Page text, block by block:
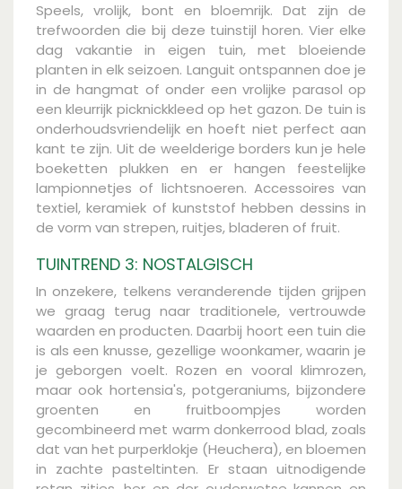
Speels, vrolijk, bont en bloemrijk. Dat zijn de
trefwoorden die bij deze tuinstijl horen. Vier elke
dag vakantie in eigen tuin, met bloeiende
planten in elk seizoen. Languit ontspannen doe je
in de hangmat of onder een vrolijke parasol op
een kleurrijk picknickkleed op het gazon. De tuin is
onderhoudsvriendelijk en hoeft niet perfect aan
kant te zijn. Uit de weelderige borders kun je hele
boeketten plukken en er hangen feestelijke
lampionnetjes of lichtsnoeren. Accessoires van
textiel, keramiek of kunststof hebben dessins in
de vorm van strepen, ruitjes, bladeren of fruit.
TUINTREND 3: NOSTALGISCH
In onzekere, telkens veranderende tijden grijpen
we graag terug naar traditionele, vertrouwde
waarden en producten. Daarbij hoort een tuin die
is als een knusse, gezellige woonkamer, waarin je
je geborgen voelt. Rozen en vooral klimrozen,
maar ook hortensia's, potgeraniums, bijzondere
groenten en fruitboompjes worden
gecombineerd met warm donkerrood blad, zoals
dat van het purperklokje (Heuchera), en bloemen
in zachte pasteltinten. Er staan uitnodigende